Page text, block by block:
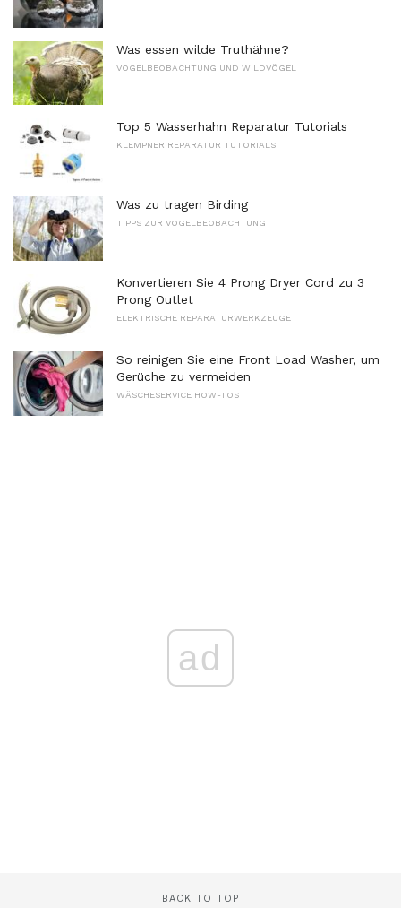
Was essen wilde Truthähne?
VOGELBEOBACHTUNG UND WILDVÖGEL
Top 5 Wasserhahn Reparatur Tutorials
KLEMPNER REPARATUR TUTORIALS
Was zu tragen Birding
TIPPS ZUR VOGELBEOBACHTUNG
Konvertieren Sie 4 Prong Dryer Cord zu 3
Prong Outlet
ELEKTRISCHE REPARATURWERKZEUGE
So reinigen Sie eine Front Load Washer, um
Gerüche zu vermeiden
WÄSCHESERVICE HOW-TOS
ad
BACK TO TOP